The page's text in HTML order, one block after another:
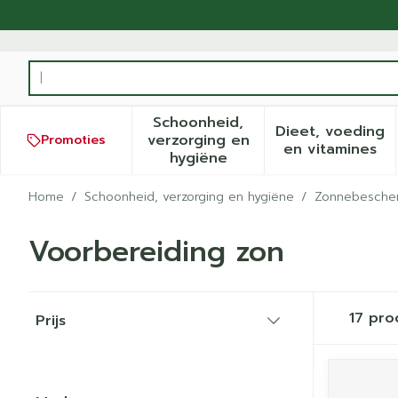
Product, merk, categorie...
Promoties
Schoonheid,
verzorging en
hygiëneToon submenu voor
Dieet, voeding
en vitamines
Toon
Home / Schoonheid, verzorging en hygiëne /
Voorbereiding zon
Prijs
17